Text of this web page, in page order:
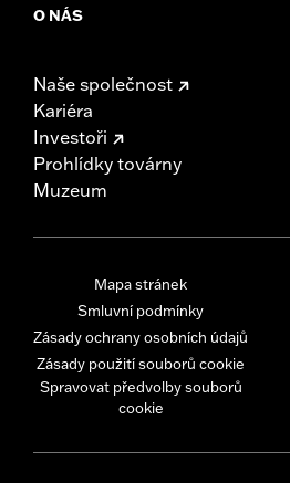
O NÁS
Naše společnost
Kariéra
Investoři
Prohlídky továrny
Muzeum
Mapa stránek
Smluvní podmínky
Zásady ochrany osobních údajů
Zásady použití souborů cookie
Spravovat předvolby souborů
cookie